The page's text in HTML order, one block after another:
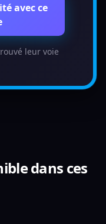
avec ce
leur voie
dans ces